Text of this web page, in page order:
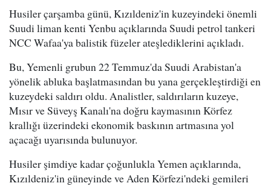
Husiler çarşamba günü, Kızıldeniz'in kuzeyindeki önemli
Suudi liman kenti Yenbu açıklarında Suudi petrol tankeri
NCC Wafaa'ya balistik füzeler ateşlediklerini açıkladı.
Bu, Yemenli grubun 22 Temmuz'da Suudi Arabistan'a
yönelik abluka başlatmasından bu yana gerçekleştirdiği en
kuzeydeki saldırı oldu. Analistler, saldırıların kuzeye,
Mısır ve Süveyş Kanalı'na doğru kaymasının Körfez
krallığı üzerindeki ekonomik baskının artmasına yol
açacağı uyarısında bulunuyor.
Husiler şimdiye kadar çoğunlukla Yemen açıklarında,
Kızıldeniz'in güneyinde ve Aden Körfezi'ndeki gemileri